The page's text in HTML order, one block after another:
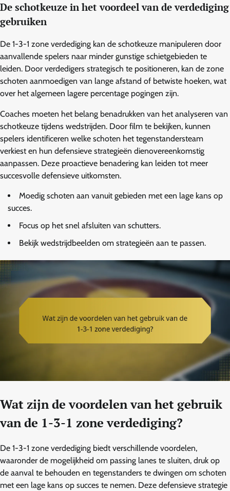
De schotkeuze in het voordeel van de verdediging
gebruiken
De 1-3-1 zone verdediging kan de schotkeuze manipuleren door
aanvallende spelers naar minder gunstige schietgebieden te
leiden. Door verdedigers strategisch te positioneren, kan de zone
schoten aanmoedigen van lange afstand of betwiste hoeken, wat
over het algemeen lagere percentage pogingen zijn.
Coaches moeten het belang benadrukken van het analyseren van
schotkeuze tijdens wedstrijden. Door film te bekijken, kunnen
spelers identificeren welke schoten het tegenstandersteam
verkiest en hun defensieve strategieën dienovereenkomstig
aanpassen. Deze proactieve benadering kan leiden tot meer
succesvolle defensieve uitkomsten.
Moedig schoten aan vanuit gebieden met een lage kans op
succes.
Focus op het snel afsluiten van schutters.
Bekijk wedstrijdbeelden om strategieën aan te passen.
Wat zijn de voordelen van het gebruik
van de 1-3-1 zone verdediging?
De 1-3-1 zone verdediging biedt verschillende voordelen,
waaronder de mogelijkheid om passing lanes te sluiten, druk op
de aanval te behouden en tegenstanders te dwingen om schoten
met een lage kans op succes te nemen. Deze defensieve strategie